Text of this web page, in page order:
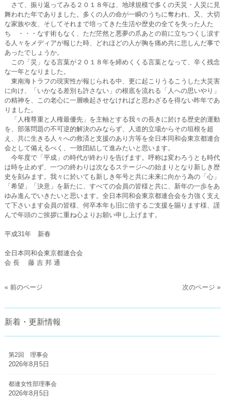
さて、振り返ってみる２０１８年は、地球規模で多くの天災・人災に見
舞われた年でありました。多くの人の命が一瞬のうちに奪われ、又、大切
な家族や友、そしてそれまで培ってきた生活や歴史の全てを失った人た
ち ・・・なす術もなく、ただ茫然と悪夢の爪あとの前に立ちつくし涙す
る人々をメディアが報じた時、どれほどの人が胸を痛め共に悲しんだ事で
あったでしょうか。
この「災」なる言葉が２０１８年を締めくくる言葉となって、辛く残念
な一年となりました。
東南海トラフの現実性が報じられる中、更に起こりうるこうした大災害
に向け、「いかなる差別も許さない」の根底を流れる「人への思いやり」
の精神を、この老心に一層喚起させなければと思わざるを得ない昨年であ
りました。
「人権尊重と人権最優先」を主軸とする我々の長きに於ける歴史的運動
を、部落問題の不可逆的解決のみならず、人道的立場からその垣根を超
え、共に生きる人々への救済と支援のあり方等を全日本同和会東京都連合
会として備えるべく、一致団結して進みたいと思います。
今年度で「平成」の時代が終わりを告げます。呼称は変わろうとも時代
は時を止めず、一つの終わりは次なるステージへの始まりとなり新しき歴
史を刻みます。我々に於いても新しき年号と共に未来に向かう為の「心」
「希望」「決意」を新たに、すべての会員の皆様と共に、新年の一歩をあ
ゆみ進んでいきたいと思います。全日本同和会東京都連合会を力強く支え
て下さいます会員の皆様、何卒本年も旧に倍するご支援を賜ります様、謹
んで年頭のご挨拶に重ね心よりお願い申し上げます。
平成31年 新春
全日本同和会東京都連合会
会 長 藤 吉 邦 通
« 前のページ 次のページ »
新着・更新情報
第2回 理事会
2026年8月5日
都連女性部理事会
2026年8月5日